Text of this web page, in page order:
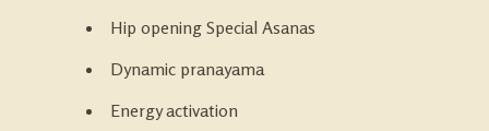
Hip opening Special Asanas
Dynamic pranayama
Energy activation